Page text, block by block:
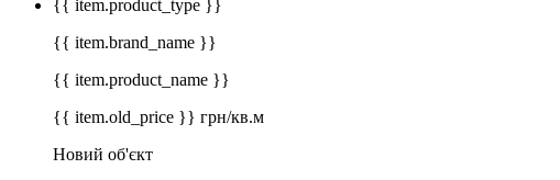
{{ item.product_type }}
{{ item.brand_name }}
{{ item.product_name }}
{{ item.old_price }} грн/кв.м
Новий об'єкт